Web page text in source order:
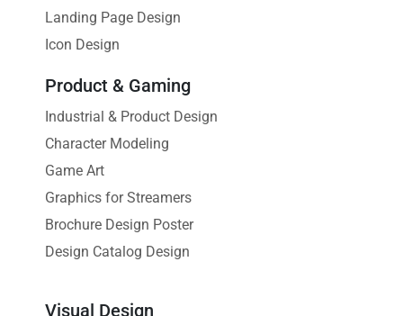
Landing Page Design
Icon Design
Product & Gaming
Industrial & Product Design
Character Modeling
Game Art
Graphics for Streamers
Brochure Design Poster
Design Catalog Design
Visual Design